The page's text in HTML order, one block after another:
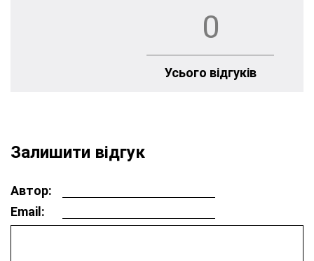
0
Усього відгуків
Залишити відгук
Автор:
Email: